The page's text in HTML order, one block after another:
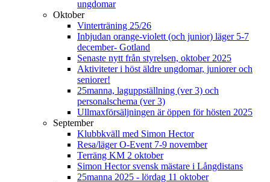
ungdomar
Oktober
Vinterträning 25/26
Inbjudan orange-violett (och junior) läger 5-7
december- Gotland
Senaste nytt från styrelsen, oktober 2025
Aktiviteter i höst äldre ungdomar, juniorer och
seniorer!
25manna, laguppställning (ver 3) och
personalschema (ver 3)
Ullmaxförsäljningen är öppen för hösten 2025
September
Klubbkväll med Simon Hector
Resa/läger O-Event 7-9 november
Terräng KM 2 oktober
Simon Hector svensk mästare i Långdistans
25manna 2025 - lördag 11 oktober